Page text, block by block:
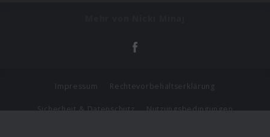
Impressum Rechtevorbehaltserklärung
Sicherheit & Datenschutz Nutzungsbedingungen